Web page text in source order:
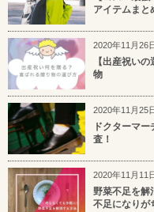
アイテムまと
2020年11月26
【出産祝い
物
2020年11月25
ドクターマ
査！
2020年11月11
野菜不足を解
不足になりが